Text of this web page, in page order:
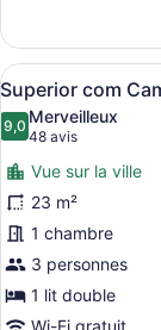
de
Solteiro
Standard
com
2
Camas
de
Solteiro
Afficher
toutes
les
photos
pour
ce
type
de
chambre :
Superior
5
Superior com
9,09,0 sur 10
Merveilleux
48 avis
(48 avis)
Vue sur la ville
23 m²
1 chambre
3 personnes
1 lit double